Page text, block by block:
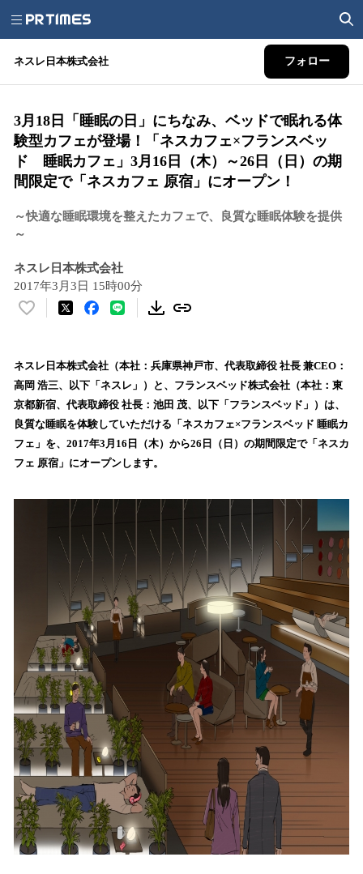
ネスレ日本株式会社 フォロー
3月18日「睡眠の日」にちなみ、ベッドで眠れる体
験型カフェが登場！「ネスカフェ×フランスベッ
ド 睡眠カフェ」3月16日（木）～26日（日）の期
間限定で「ネスカフェ 原宿」にオープン！
～快適な睡眠環境を整えたカフェで、良質な睡眠体験を提供
～
ネスレ日本株式会社
2017年3月3日 15時00分
い
！
数
を
読
み
込
み
で
ネスレ日本株式会社（本社：兵庫県神戸市、代表取締役 社長 兼CEO：
高岡 浩三、以下「ネスレ」）と、フランスベッド株式会社（本社：東
京都新宿、代表取締役 社長：池田 茂、以下「フランスベッド」）は、
良質な睡眠を体験していただける「ネスカフェ×フランスベッド 睡眠カ
フェ」を、2017年3月16日（木）から26日（日）の期間限定で「ネスカ
フェ 原宿」にオープンします。